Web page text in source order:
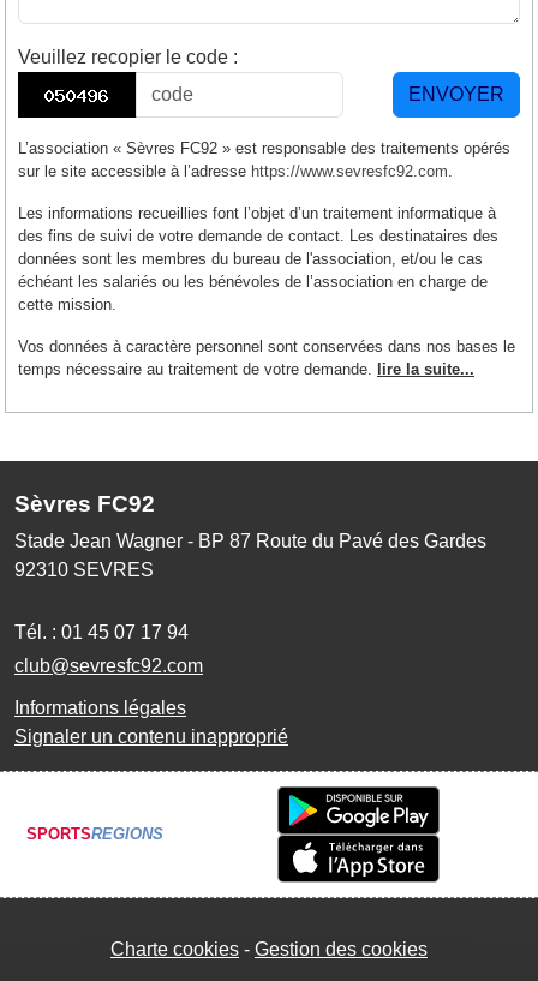
Veuillez recopier le code :
ENVOYER
L’association « Sèvres FC92 » est responsable des traitements opérés
sur le site accessible à l’adresse https://www.sevresfc92.com
Les informations recueillies font l’objet d’un traitement informatique à
des fins de suivi de votre demande de contact. Les destinataires des
données sont les membres du bureau de l'association, et/ou le cas
échéant les salariés ou les bénévoles de l’association en charge de
cette mission.
Vos données à caractère personnel sont conservées dans nos bases le
temps nécessaire au traitement de votre demande.
lire la suite...
Sèvres FC92
Stade Jean Wagner - BP 87 Route du Pavé des Gardes
92310 SEVRES
Tél. : 01 45 07 17 94
club@sevresfc92.com
Informations légales
Signaler un contenu inapproprié
SPORTSREGIONS
Charte cookies Gestion des cookies